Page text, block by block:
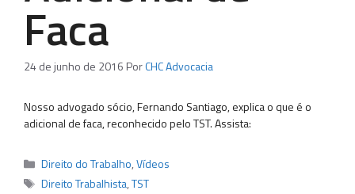
Faca
24 de junho de 2016 PorCHC Advocacia
Nosso advogado sócio, Fernando Santiago, explica o que é o
adicional de faca, reconhecido pelo TST. Assista:
Categorias
Direito do Trabalho,Vídeos
Tags
Direito Trabalhista,TST